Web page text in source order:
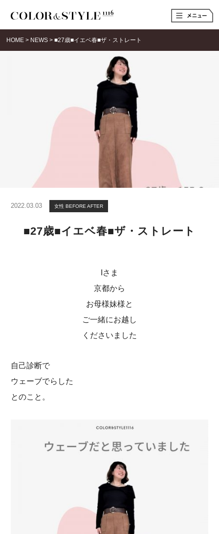
t
o
e
HOME > NEWS >■27歳■イエベ春■ザ・ストレート
2022.03.03 女性 BEFORE AFTER
■27歳■イエベ春■ザ・ストレート
Iさま
京都から
お母様妹様と
ご一緒にお越し
くださいました
自己診断で
ウェーブでらした
とのこと。